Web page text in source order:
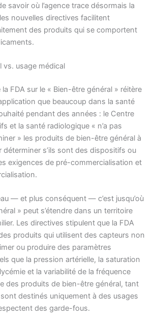
savoir où l’agence trace désormais la
nouvelles directives facilitent
des produits qui se comportent
vs. usage médical
FDA sur le « Bien-être général » réitère
que beaucoup dans la santé
pendant des années : le Centre
et la santé radiologique « n’a pas
» les produits de bien-être général à
déterminer s’ils sont des dispositifs ou
exigences de pré-commercialisation et
— et plus conséquent — c’est jusqu’où
» peut s’étendre dans un territoire
Les directives stipulent que la FDA
produits qui utilisent des capteurs non
ou produire des paramètres
que la pression artérielle, la saturation
et la variabilité de la fréquence
des produits de bien-être général, tant
destinés uniquement à des usages
des garde-fous.